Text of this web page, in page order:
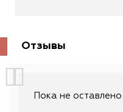
Отзывы
Пока не